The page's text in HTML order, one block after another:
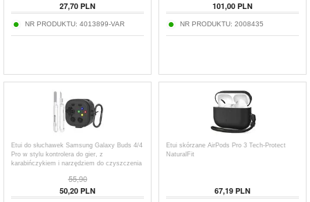
27,70 PLN
NR PRODUKTU: 4013899-VAR
101,00 PLN
NR PRODUKTU: 2008435
Etui do słuchawek Samsung Galaxy Buds 4/4
Pro w stylu kontrolera do gier, z
karabińczykiem i narzędziem do czyszczenia
55,90
50,20 PLN
Etui skórzane AirPods Pro 3 Tech-Protect
NaturalFit
67,19 PLN